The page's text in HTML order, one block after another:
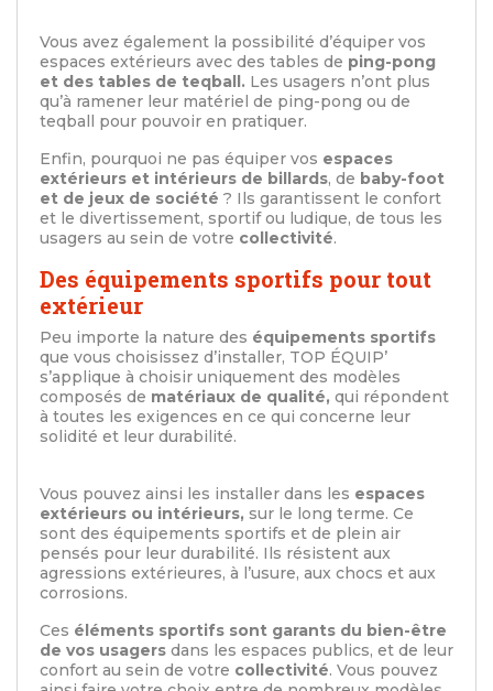
Vous avez également la possibilité d’équiper vos
espaces extérieurs avec des tables de ping-pong
et des tables de teqball. Les usagers n’ont plus
qu’à ramener leur matériel de ping-pong ou de
teqball pour pouvoir en pratiquer.
Enfin, pourquoi ne pas équiper vos espaces
extérieurs et intérieurs de billards, de baby-foot
et de jeux de société ? Ils garantissent le confort
et le divertissement, sportif ou ludique, de tous les
usagers au sein de votre collectivité.
Des équipements sportifs pour tout
extérieur
Peu importe la nature des équipements sportifs
que vous choisissez d’installer, TOP ÉQUIP’
s’applique à choisir uniquement des modèles
composés de matériaux de qualité, qui répondent
à toutes les exigences en ce qui concerne leur
solidité et leur durabilité.
Vous pouvez ainsi les installer dans les espaces
extérieurs ou intérieurs, sur le long terme. Ce
sont des équipements sportifs et de plein air
pensés pour leur durabilité. Ils résistent aux
agressions extérieures, à l’usure, aux chocs et aux
corrosions.
Ces éléments sportifs sont garants du bien-être
de vos usagers dans les espaces publics, et de leur
confort au sein de votre collectivité. Vous pouvez